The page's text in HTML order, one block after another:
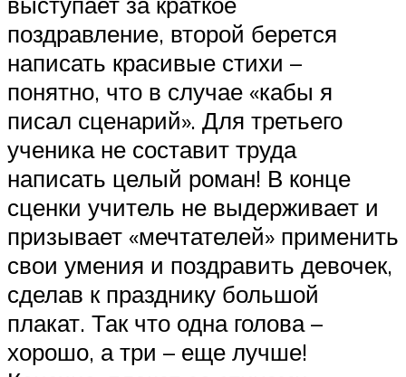
поздравление, второй берется
написать красивые стихи –
понятно, что в случае «кабы я
писал сценарий». Для третьего
ученика не составит труда
написать целый роман! В конце
сценки учитель не выдерживает и
призывает «мечтателей» применить
свои умения и поздравить девочек,
сделав к празднику большой
плакат. Так что одна голова –
хорошо, а три – еще лучше!